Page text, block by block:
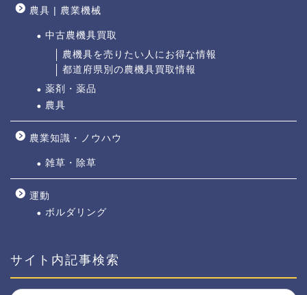
農具 | 農業機械
中古農機具買取
農機具を売りたい人にお得な情報
都道府県別の農機具買取情報
薬剤・薬品
農具
農業知識・ノウハウ
雑草・除草
運動
ボルダリング
サイト内記事検索